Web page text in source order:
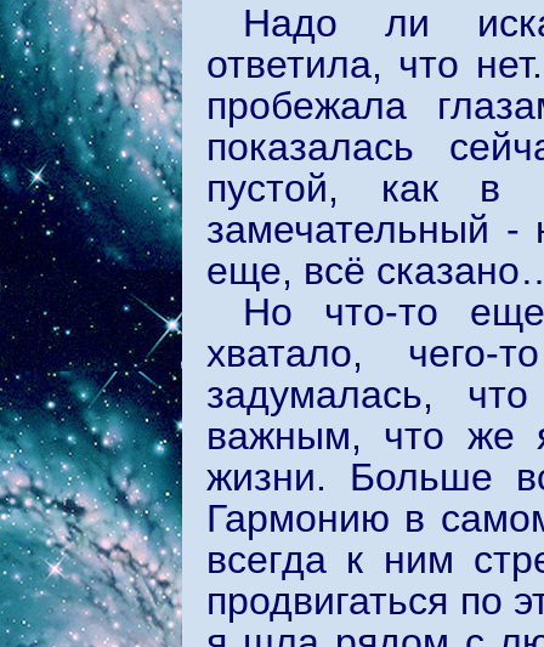
Надо ли
ответила, что
пробежала
показалась
пустой, как в
замечательный -
еще, всё
Но что-то еще
хватало, чего-
задумалась,
важным, что же
жизни. Больше
Гармонию в
всегда к ним
продвигаться по